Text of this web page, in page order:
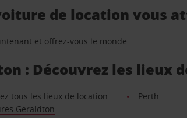
de location vous
et offrez-vous le monde.
: Découvrez les lieux
tous les lieux de location
Geraldton
Perth